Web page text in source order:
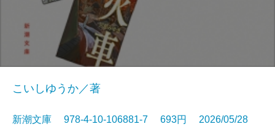
こいしゆうか／著
新潮文庫 978-4-10-106881-7 693円 2026/05/28